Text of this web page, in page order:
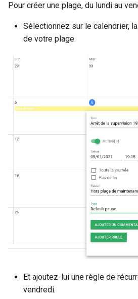
Pour créer une plage, du lundi au
Sélectionnez sur le calendrier,
de votre plage.
Et ajoutez-lui une règle de
vendredi.